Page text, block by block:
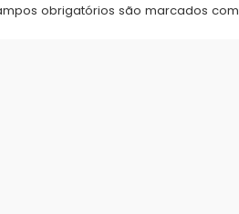
obrigatórios são marcados com